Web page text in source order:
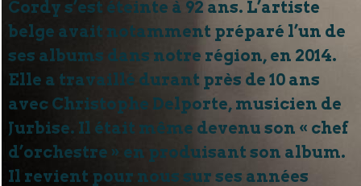
Cordy s’est éteinte à 92 ans. L’artiste
belge avait notamment préparé l’un de
ses albums dans notre région, en 2014.
Elle a travaillé durant près de 10 ans
avec Christophe Delporte, musicien de
Jurbise. Il était même devenu son « chef
d’orchestre » en produisant son album.
Il revient pour nous sur ses années